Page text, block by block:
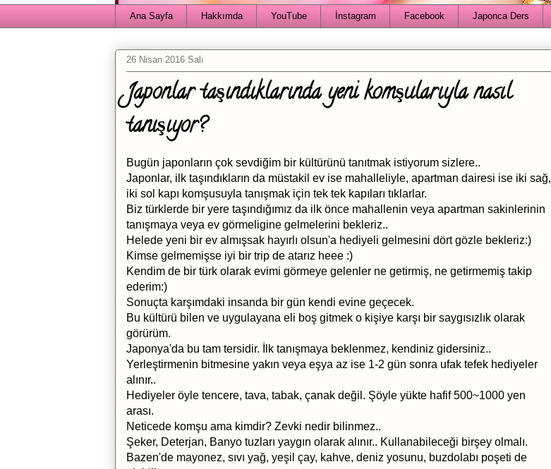
Ana Sayfa Hakkımda YouTube İnstagram Facebook Japonca Ders
26 Nisan 2016 Salı
Japonlar taşındıklarında yeni komşularıyla nasıl
tanışıyor?
Bugün japonların çok sevdiğim bir kültürünü tanıtmak istiyorum sizlere..
Japonlar, ilk taşındıkların da müstakil ev ise mahalleliyle, apartman dairesi ise iki sağ,
iki sol kapı komşusuyla tanışmak için tek tek kapıları tıklarlar.
Biz türklerde bir yere taşındığımız da ilk önce mahallenin veya apartman sakinlerinin
tanışmaya veya ev görmeligine gelmelerini bekleriz..
Helede yeni bir ev almışsak hayırlı olsun'a hediyeli gelmesini dört gözle bekleriz:)
Kimse gelmemişse iyi bir trip de atarız heee :)
Kendim de bir türk olarak evimi görmeye gelenler ne getirmiş, ne getirmemiş takip
ederim:)
Sonuçta karşımdaki insanda bir gün kendi evine geçecek.
Bu kültürü bilen ve uygulayana eli boş gitmek o kişiye karşı bir saygısızlık olarak
görürüm.
Japonya'da bu tam tersidir. İlk tanışmaya beklenmez, kendiniz gidersiniz..
Yerleştirmenin bitmesine yakın veya eşya az ise 1-2 gün sonra ufak tefek hediyeler
alınır..
Hediyeler öyle tencere, tava, tabak, çanak değil. Şöyle yükte hafif 500~1000 yen
arası.
Neticede komşu ama kimdir? Zevki nedir bilinmez..
Şeker, Deterjan, Banyo tuzları yaygın olarak alınır.. Kullanabileceği birşey olmalı.
Bazen'de mayonez, sıvı yağ, yeşil çay, kahve, deniz yosunu, buzdolabı poşeti de